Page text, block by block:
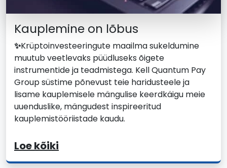
Kauplemine on lõbus
✨Krüptoinvesteeringute maailma sukeldumine
muutub veetlevaks püüdluseks õigete
instrumentide ja teadmistega. Kell Quantum Pay
Group süstime põnevust teie haridusteele ja
lisame kauplemisele mängulise keerdkäigu meie
uuenduslike, mängudest inspireeritud
kauplemistööriistade kaudu.
Loe kõiki